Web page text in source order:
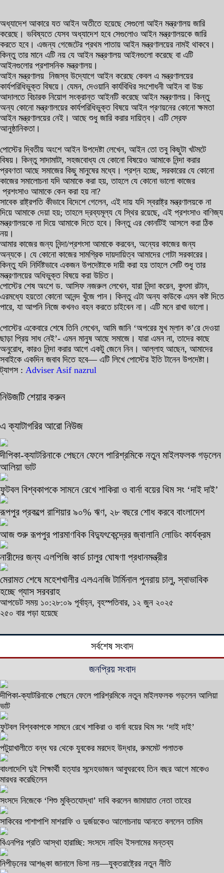
অধ্যাদেশ আকারে যত আইন অতীতে হয়েছে সেগুলো আইন মন্ত্রণালয় জারি
করেছে। ভবিষ্যতে যেসব অধ্যাদেশ হবে সেগুলোও আইন মন্ত্রণালয়কে জারি
করতে হবে। এজন্য গেজেটের প্রথম পাতায় আইন মন্ত্রণালয়ের নামই থাকবে।
কিন্তু তার মানে এটি নয় যে আইন মন্ত্রণালয় আইনগুলো করেছে বা এটি
আইনগুলোর প্রশাসনিক মন্ত্রণালয়।
আইন মন্ত্রণালয় নিজস্ব উদ্যোগে আইন করেছে কেবল এ মন্ত্রণালয়ের
কার্যপরিধিভুক্ত বিষয়ে। যেমন, দেওয়ানি কার্যবিধির সংশোধনী আইন বা উচ্চ
আদালতে বিচারক নিয়োগ সংক্রান্ত আইনটি করেছে আইন মন্ত্রণালয়। কিন্তু
অন্য কোনো মন্ত্রণালয়ের কার্যপরিধিভুক্ত বিষয়ে আইন প্রণয়নের কোনো ক্ষমতা
আইন মন্ত্রণালয়ের নেই। আছে শুধু জারি করার দায়িত্ব। এটি স্রেফ
আনুষ্ঠানিকতা।
পোস্টের দ্বিতীয় অংশে আইন উপদেষ্টা লেখেন, আইন তো তবু কিছুটা খটমটে
বিষয়। কিন্তু সাদামাটা, সহজবোধ্য যে কোনো বিষয়েও আমাকে নিন্দা করার
প্রবণতা আছে সমাজের কিছু মানুষের মধ্যে। প্রশ্ন হচ্ছে, সরকারের যে কোনো
কাজের সমালোচনা যদি আমাকে করা হয়, তাহলে যে কোনো ভালো কাজের
প্রশংসাও আমাকে কেন করা হয় না?
সাবেক রাষ্ট্রপতি কীভাবে বিদেশে গেলেন, এই দায় যদি স্বরাষ্ট্র মন্ত্রণালয়কে না
দিয়ে আমাকে দেয়া হয়; তাহলে দ্রব্যমূল্য যে স্থির রয়েছে, এই প্রশংসাও বাণিজ্য
মন্ত্রণালয়কে না দিয়ে আমাকে দিতে হবে। কিন্তু এর কোনটিই আসলে করা ঠিক
নয়।
আমার কাজের জন্য নিন্দা/প্রশংসা আমাকে করবেন, অন্যের কাজের জন্য
অন্যকে। যে কোনো কাজের সামগ্রিক দায়দায়িত্ব আমাদের গোটা সরকারের।
কিন্তু যদি নির্দিষ্টভাবে একজন উপদেষ্টাকে দায়ী করা হয় তাহলে সেটি শুধু তার
মন্ত্রণালয়ের অধিভুক্ত বিষয়ে করা উচিত।
পোস্টের শেষ অংশে ড. আসিফ নজরুল লেখেন, যারা নিন্দা করেন, কুৎসা রটান,
এরমধ্যে হয়তো কোনো আনন্দ খুঁজে পান। কিন্তু এটা অন্য কাউকে এমন কষ্ট দিতে
পারে, যা আপনি নিজে কখনও বহন করতে চাইবেন না। এটি মনে রাখা ভালো।
পোস্টের একেবারে শেষে তিনি লেখেন, আমি জানি ‘অপরের মুখ ম্লান ক’রে দেওয়া
ছাড়া প্রিয় সাধ নেই’- এমন মানুষ আছে সমাজে। যারা এমন না, তাদের কাছে
অনুরোধ, কারও নিন্দা করার আগে একটু জেনে নিন। আল্লাহ আছেন, আমাদের
সবাইকে একদিন জবাব দিতে হবে— এটি লিখে পোস্টের ইতি টানেন উপদেষ্টা।
ট্যাগস : Adviser Asif nazrul
নিউজটি শেয়ার করুন
এ ক্যাটাগরির আরো নিউজ
দীপিকা-ক্যাটরিনাকে পেছনে ফেলে পারিশ্রমিকে নতুন মাইলফলক গড়লেন
আলিয়া ভাট
ফুটবল বিশ্বকাপকে সামনে রেখে শাকিরা ও বার্না বয়ের থিম সং ‘দাই দাই’
রূপপুর প্রকল্পে রাশিয়ার ৯০% ঋণ, ২৮ বছরে শোধ করবে বাংলাদেশ
আজ শুরু রূপপুর পারমাণবিক বিদ্যুৎকেন্দ্রের জ্বালানি লোডিং কার্যক্রম
নারীদের জন্য এলপিজি কার্ড চালুর ঘোষণা প্রধানমন্ত্রীর
মেরামত শেষে মহেশখালীর এলএনজি টার্মিনাল পুনরায় চালু, স্বাভাবিক
হচ্ছে গ্যাস সরবরাহ
আপডেট সময় ১০:২৮:০৯ পূর্বাহ্ন, বৃহস্পতিবার, ১২ জুন ২০২৫
২৫০ বার পড়া হয়েছে
সর্বশেষ সংবাদ
জনপ্রিয় সংবাদ
দীপিকা-ক্যাটরিনাকে পেছনে ফেলে পারিশ্রমিকে নতুন মাইলফলক গড়লেন আলিয়া
ভাট
ফুটবল বিশ্বকাপকে সামনে রেখে শাকিরা ও বার্না বয়ের থিম সং ‘দাই দাই’
পটুয়াখালীতে বন্ধ ঘর থেকে যুবকের মরদেহ উদ্ধার, রুমমেট পলাতক
বাংলাদেশি দুই শিক্ষার্থী হত্যার সন্দেহভাজন আবুঘরবেহ তিন বছর আগে মাকেও
মারধর করেছিলেন
সংসদে নিজেকে ‘শিশু মুক্তিযোদ্ধা’ দাবি করলেন জামায়াত নেতা তাহের
সাকিবের পাশাপাশি মাশরাফি ও দুর্জয়কেও আলোচনায় আনতে বললেন তামিম
বিএনপির প্রতি আস্থা হারাচ্ছি: সংসদে নাহিদ ইসলামের মন্তব্য
নিপীড়নের আশঙ্কা জানালে ভিসা নয়—যুক্তরাষ্ট্রের নতুন নীতি